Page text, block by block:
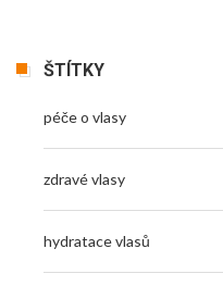
ŠTÍTKY
péče o vlasy
zdravé vlasy
hydratace vlasů